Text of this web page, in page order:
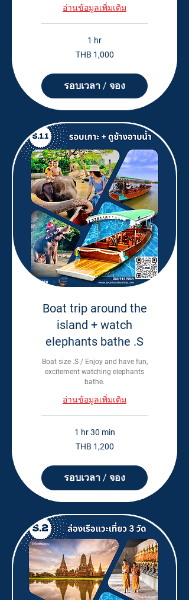
อ่านข้อมูลเพิ่มเติม
1 hr
THB 1,000
รอบเวลา / จอง
Boat trip around the
island + watch
elephants bathe .S
Boat size .S / Enjoy and have fun,
excitement watching elephants
bathe.
อ่านข้อมูลเพิ่มเติม
1 hr 30 min
THB 1,200
รอบเวลา / จอง